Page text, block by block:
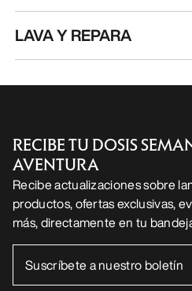
LAVA Y REPARA
RECIBE TU DOSIS
AVENTURA
Recibe actualizaciones sobre
productos, ofertas exclusivas,
más, directamente en tu